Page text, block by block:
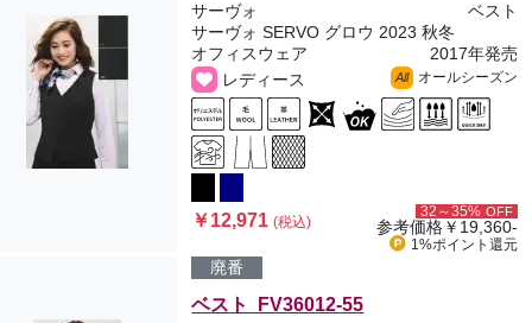
サーヴォ
ベスト
サーヴォ SERVO グロウ 2023 秋冬
オフィスウェア
2017年発売
レディース
All オールシーズン
￥12,971(税込)
32～35% OFF
参考価格￥19,360-
1%ポイント 還元
廃番
ベスト FV36012-55